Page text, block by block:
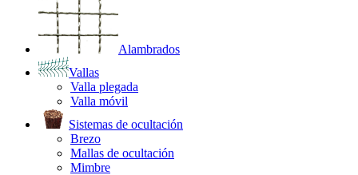
Alambrados
Vallas
Valla plegada
Valla móvil
Sistemas de ocultación
Brezo
Mallas de ocultación
Mimbre